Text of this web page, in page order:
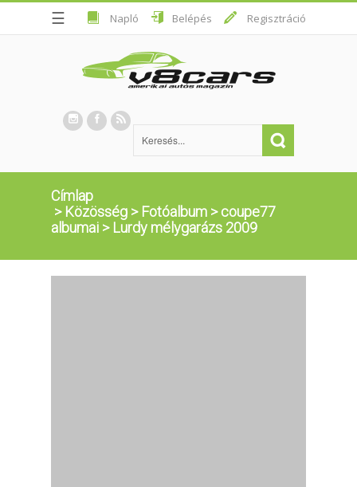
☰ Napló Belépés Regisztráció
Címlap
> Közösség > Fotóalbum >coupe77
albumai > Lurdy mélygarázs 2009